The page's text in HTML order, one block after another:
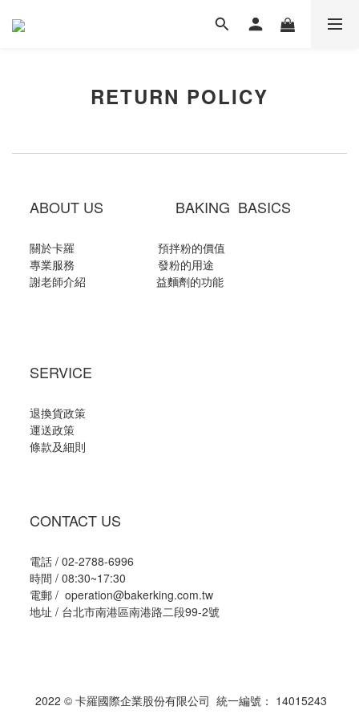
RETURN POLICY
ABOUT US BAKING BASICS
關於卡羅
預拌粉的價值
專業服務
發粉的用途
謝老師介紹
益麵劑的功能
SERVICE
退換貨政策
運送政策
條款及細則
CONTACT US
電話 / 02-2788-6996
時間 / 08:30~17:30
電郵 / operation@bakerking.com.tw
地址 / 台北市南港區南港路二段99-2號
2022 © 卡羅國際企業股份有限公司 統一編號： 14015243